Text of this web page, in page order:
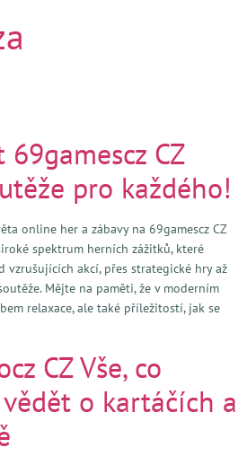
CZ
pro každého!
online her a zábavy na 69gamescz CZ
spektrum herních zážitků, které
vzrušujících akcí, přes strategické hry až
Mějte na paměti, že v moderním
relaxace, ale také příležitostí, jak se
CZ Vše, co
o kartáčích a